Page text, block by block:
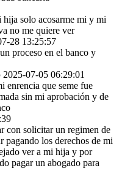
hija solo acosarme mi y mi
no me quiere ver
28 13:25:57
proceso en el banco y
2025-07-05 06:29:01
enrencia que seme fue
sin mi aprobación y de
con solicitar un regimen de
pagando los derechos de mi
ver a mi hija y por
pagar un abogado para